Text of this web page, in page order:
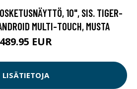
10", SIS. TIGER-
MULTI-TOUCH, MUSTA
489.95 EUR
LISÄTIETOJA